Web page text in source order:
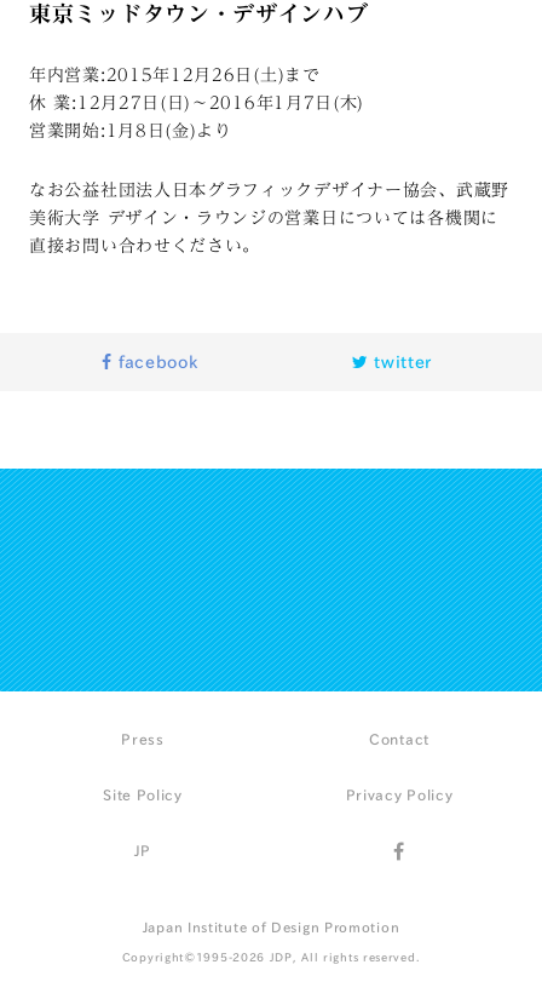
東京ミッドタウン・デザインハブ
年内営業:2015年12月26日(土)まで
休 業:12月27日(日)〜2016年1月7日(木)
営業開始:1月8日(金)より
なお公益社団法人日本グラフィックデザイナー協会、武蔵野
美術大学 デザイン・ラウンジの営業日については各機関に
直接お問い合わせください。
facebook twitter
Press Contact
Site Policy Privacy Policy
JP
Japan Institute of Design Promotion
Copyright©1995-2026 JDP, All rights reserved.